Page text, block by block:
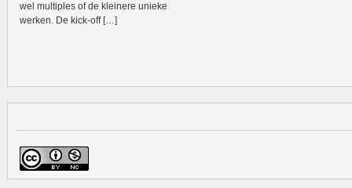
wel multiples of de kleinere unieke
werken. De kick-off […]